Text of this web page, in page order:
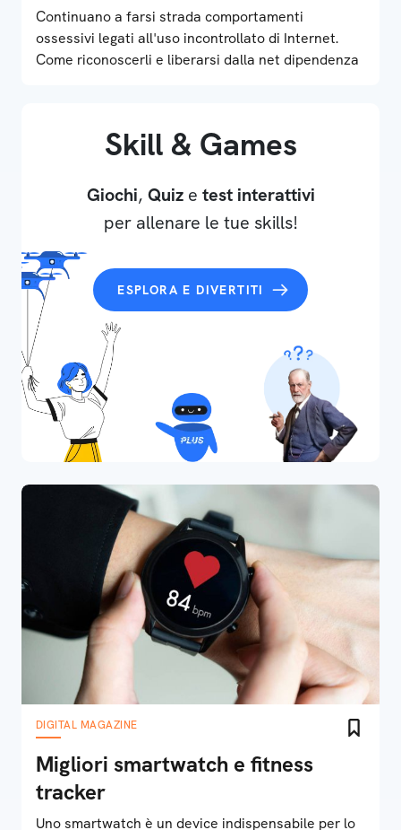
Continuano a farsi strada comportamenti
ossessivi legati all'uso incontrollato di Internet.
Come riconoscerli e liberarsi dalla net dipendenza
Skill & Games
Giochi, Quize test interattivi
per allenare le tue skills!
ESPLORA E DIVERTITI
DIGITAL MAGAZINE
Migliori smartwatch e fitness
tracker
Uno smartwatch è un device indispensabile per lo